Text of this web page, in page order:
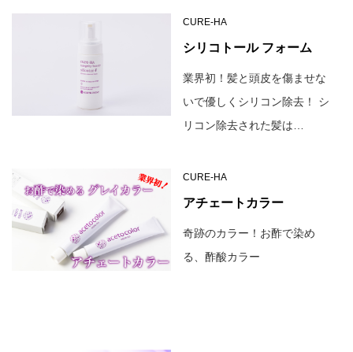
CURE-HA
シリコトール フォーム
業界初！髪と頭皮を傷ませな
いで優しくシリコン除去！ シ
リコン除去された髪は…
CURE-HA
アチェートカラー
奇跡のカラー！お酢で染め
る、酢酸カラー